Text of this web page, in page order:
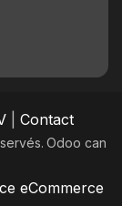
| Contact
​Odoo can
eCommerce